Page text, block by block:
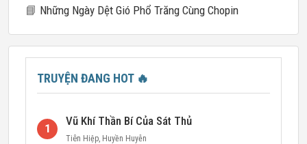
📘 Những Ngày Dệt Gió Phổ Trăng Cùng Chopin
TRUYỆN ĐANG HOT 🔥
1
Vũ Khí Thần Bí Của Sát Thủ
Tiên Hiệp, Huyền Huyễn